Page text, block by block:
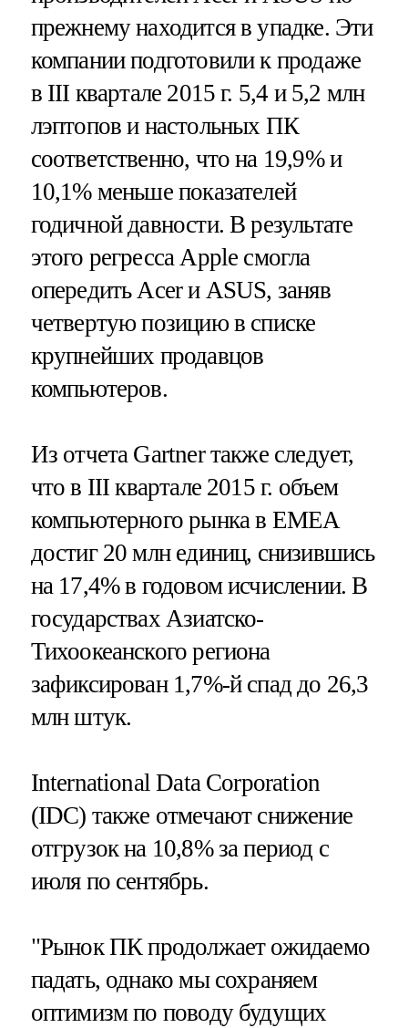
прежнему находится в упадке. Эти
компании подготовили к продаже
в III квартале 2015 г. 5,4 и 5,2 млн
лэптопов и настольных ПК
соответственно, что на 19,9% и
10,1% меньше показателей
годичной давности. В результате
этого регресса Apple смогла
опередить Acer и ASUS, заняв
четвертую позицию в списке
крупнейших продавцов
компьютеров.
Из отчета Gartner также следует,
что в III квартале 2015 г. объем
компьютерного рынка в EMEA
достиг 20 млн единиц, снизившись
на 17,4% в годовом исчислении. В
государствах Азиатско-
Тихоокеанского региона
зафиксирован 1,7%-й спад до 26,3
млн штук.
International Data Corporation
(IDC) также отмечают снижение
отгрузок на 10,8% за период с
июля по сентябрь.
"Рынок ПК продолжает ожидаемо
падать, однако мы сохраняем
оптимизм по поводу будущих